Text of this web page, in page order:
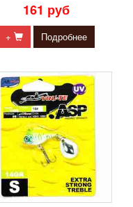
161 руб
+ Подробнее